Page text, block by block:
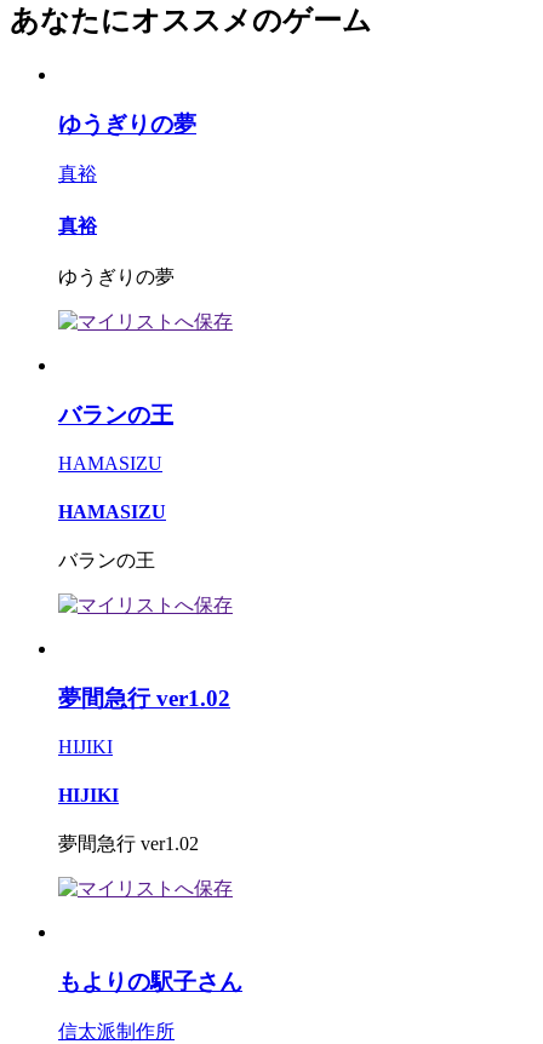
あなたにオススメのゲーム
ゆうぎりの夢
真裕
真裕
ゆうぎりの夢
バランの王
HAMASIZU
HAMASIZU
バランの王
夢間急行 ver1.02
HIJIKI
HIJIKI
夢間急行 ver1.02
もよりの駅子さん
信太派制作所